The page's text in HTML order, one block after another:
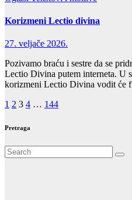
Korizmeni Lectio divina
27. veljače 2026.
Pozivamo braću i sestre da se
Lectio Divina putem interneta. U
korizmeni Lectio Divina vodit
Brojevi
stranica
1 2 3 4 … 144
Pretraga